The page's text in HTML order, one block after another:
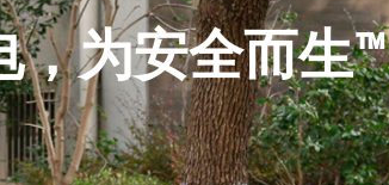
全稳定的保
所有产品
高您的工作
所有产品
所有产品
、工业电话
产品在码头
用。
行业概览
服务概览
，为安全而生™